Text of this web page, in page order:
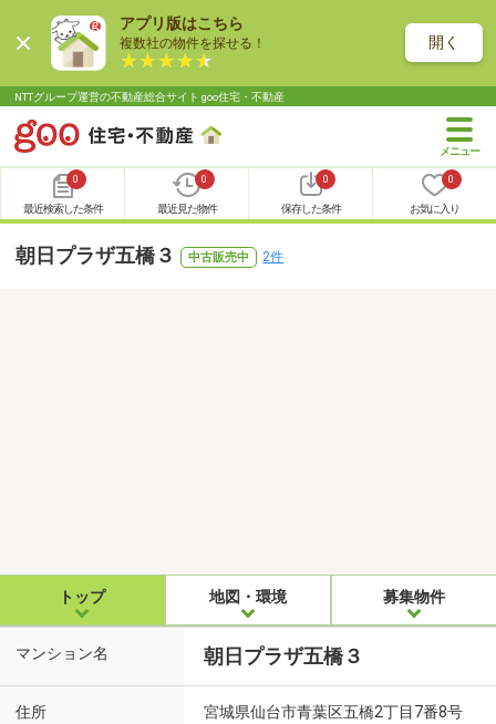
アプリ版はこちら
複数社の物件を探せる！ 開く
NTTグループ運営の不動産総合サイト goo住宅・不動産
0
最近検索した条件
0
最近見た物件
0
保存した条件
0
お気に入り
朝日プラザ五橋３ 中古販売中 2件
トップ 地図・環境 募集物件
マンション名 朝日プラザ五橋３
住所 宮城県仙台市青葉区五橋2丁目7番8号